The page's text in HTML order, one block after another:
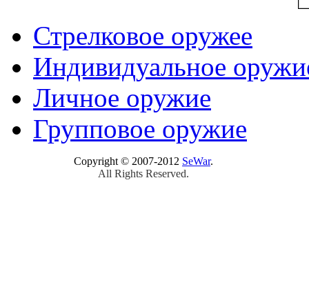
Стрелковое оружее
Индивидуальное
Личное оружие
Групповое оружие
Copyright © 2007-2012 SeWar.
All Rights Reserved.